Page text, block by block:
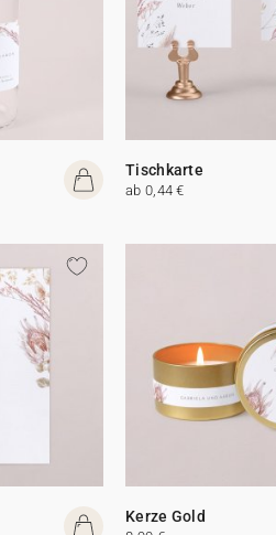
Tischkarte
ab 0,44 €
Kerze Gold